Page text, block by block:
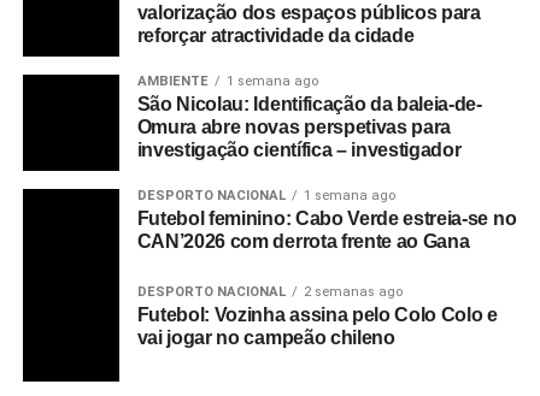
valorização dos espaços públicos para
reforçar atractividade da cidade
AMBIENTE 1 semana ago
São Nicolau: Identificação da baleia-de-
Omura abre novas perspetivas para
investigação científica – investigador
DESPORTO NACIONAL 1 semana ago
Futebol feminino: Cabo Verde estreia-se no
CAN’2026 com derrota frente ao Gana
DESPORTO NACIONAL 2 semanas ago
Futebol: Vozinha assina pelo Colo Colo e
vai jogar no campeão chileno